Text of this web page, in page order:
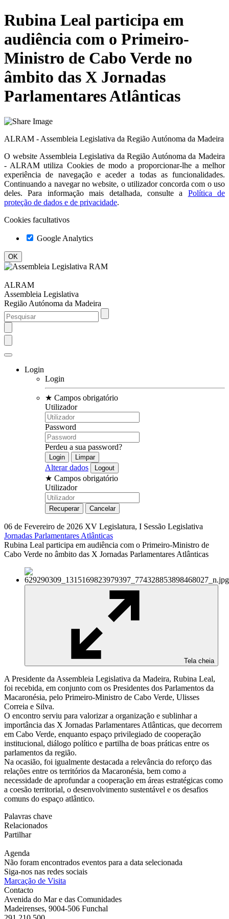
Rubina Leal participa em
audiência com o Primeiro-
Ministro de Cabo Verde no
âmbito das X Jornadas
Parlamentares Atlânticas
ALRAM - Assembleia Legislativa da Região Autónoma da Madeira
O website Assembleia Legislativa da Região Autónoma da Madeira
- ALRAM utiliza Cookies de modo a proporcionar-lhe a melhor
experiência de navegação e aceder a todas as funcionalidades.
Continuando a navegar no website, o utilizador concorda com o uso
deles. Para informação mais detalhada, consulte a
Política de
proteção de dados e de privacidade.
Cookies facultativos
Google Analytics
ALRAM
Assembleia Legislativa
Região Autónoma da Madeira
Login
Login
★ Campos obrigatório
Utilizador
Password
Perdeu a sua password?
Alterar dados
★ Campos obrigatório
Utilizador
06 de Fevereiro de 2026 XV Legislatura, I Sessão Legislativa
Jornadas Parlamentares Atlânticas
Rubina Leal participa em audiência com o Primeiro-Ministro de
Cabo Verde no âmbito das X Jornadas Parlamentares Atlânticas
Tela cheia
A Presidente da Assembleia Legislativa da Madeira, Rubina Leal,
foi recebida, em conjunto com os Presidentes dos Parlamentos da
Macaronésia, pelo Primeiro-Ministro de Cabo Verde, Ulisses
Correia e Silva.
O encontro serviu para valorizar a organização e sublinhar a
importância das X Jornadas Parlamentares Atlânticas, que decorrem
em Cabo Verde, enquanto espaço privilegiado de cooperação
institucional, diálogo político e partilha de boas práticas entre os
parlamentos da região.
Na ocasião, foi igualmente destacada a relevância do reforço das
relações entre os territórios da Macaronésia, bem como a
necessidade de aprofundar a cooperação em áreas estratégicas como
a coesão territorial, o desenvolvimento sustentável e os desafios
comuns do espaço atlântico.
Palavras chave
Relacionados
Partilhar
Agenda
Não foram encontrados eventos para a data selecionada
Siga-nos nas redes sociais
Marcação de Visita
Contacto
Avenida do Mar e das Comunidades
Madeirenses, 9004-506 Funchal